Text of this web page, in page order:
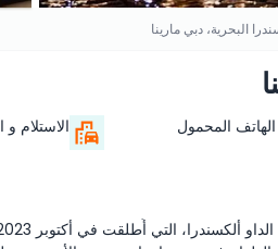
البحرية، دبي مارينا
المحمول الاستلام و